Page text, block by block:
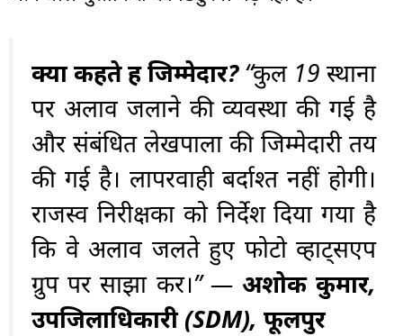
क्या कहते हैं जिम्मेदार?“कुल 19 स्थानों
पर अलाव जलाने की व्यवस्था की गई है
और संबंधित लेखपालों की जिम्मेदारी तय
की गई है। लापरवाही बर्दाश्त नहीं होगी।
राजस्व निरीक्षकों को निर्देश दिया गया है
कि वे अलाव जलते हुए फोटो व्हाट्सएप
ग्रुप पर साझा करें।” — अशोक कुमार,
उपजिलाधिकारी (SDM), फूलपुर